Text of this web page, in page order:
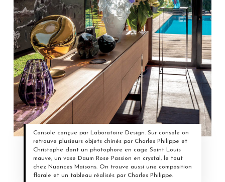
Console conçue par Laboratoire Design. Sur console on
retrouve plusieurs objets chinés par Charles Philippe et
Christophe dont un photophore en cage Saint Louis
mauve, un vase Daum Rose Passion en crystal, le tout
chez Nuances Maisons. On trouve aussi une composition
florale et un tableau réalisés par Charles Philippe.